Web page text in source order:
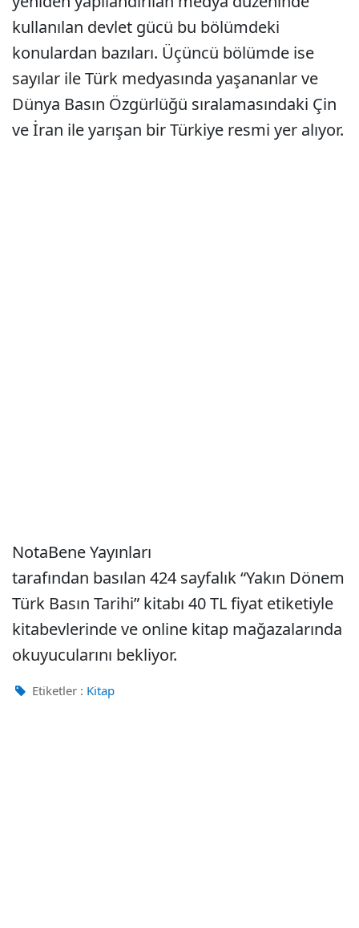
kullanılan devlet gücü bu bölümdeki
konulardan bazıları. Üçüncü bölümde ise
sayılar ile Türk medyasında yaşananlar ve
Dünya Basın Özgürlüğü sıralamasındaki Çin
ve İran ile yarışan bir Türkiye resmi yer alıyor.
NotaBene Yayınları
tarafından basılan 424 sayfalık “Yakın Dönem
Türk Basın Tarihi” kitabı 40 TL fiyat etiketiyle
kitabevlerinde ve online kitap mağazalarında
okuyucularını bekliyor.
Etiketler : Kitap